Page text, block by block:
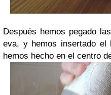
Después hemos pegado
eva, y hemos insertado el
hemos hecho en el centro